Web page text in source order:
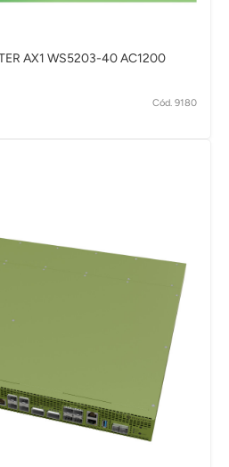
AX1 WS5203-40 AC1200
Cód. 9180